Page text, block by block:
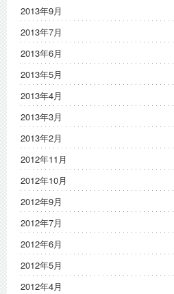
2013年9月
2013年7月
2013年6月
2013年5月
2013年4月
2013年3月
2013年2月
2012年11月
2012年10月
2012年9月
2012年7月
2012年6月
2012年5月
2012年4月